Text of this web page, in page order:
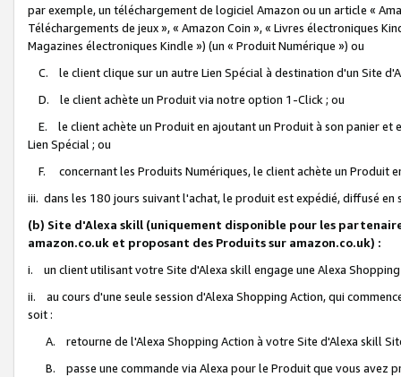
par exemple, un téléchargement de logiciel Amazon ou un article «
Téléchargements de jeux », « Amazon Coin », « Livres électroniques
Magazines électroniques Kindle ») (un « Produit Numérique ») ou
C. le client clique sur un autre Lien Spécial à destination d'un Site
D. le client achète un Produit via notre option 1-Click ; ou
E. le client achète un Produit en ajoutant un Produit à son panier et
Lien Spécial ; ou
F. concernant les Produits Numériques, le client achète un Produit
iii. dans les 180 jours suivant l'achat, le produit est expédié, diffusé
(b) Site d'Alexa skill (uniquement disponible pour les
amazon.co.uk et proposant des Produits sur amazon.co.uk) :
i. un client utilisant votre Site d'Alexa skill engage une Alexa
ii. au cours d'une seule session d'Alexa Shopping Action, qui
soit :
A. retourne de l'Alexa Shopping Action à votre Site d'Alexa skill
B. passe une commande via Alexa pour le Produit que vous avez